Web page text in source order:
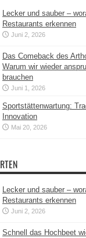
Lecker und sauber –
Restaurants erkennen
Juni 2, 2026
Das Comeback des
Warum wir wieder
brauchen
Juni 1, 2026
Sportstättenwartung:
Innovation
Mai 20, 2026
Lecker und sauber –
Restaurants erkennen
Juni 2, 2026
Schnell das Hochbeet